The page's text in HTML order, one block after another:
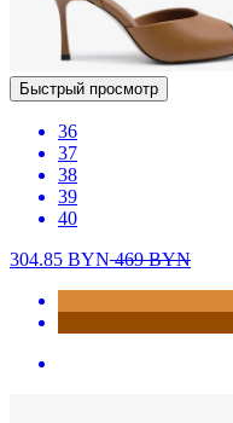
Быстрый просмотр
36
37
38
39
40
304.85 BYN469BYN